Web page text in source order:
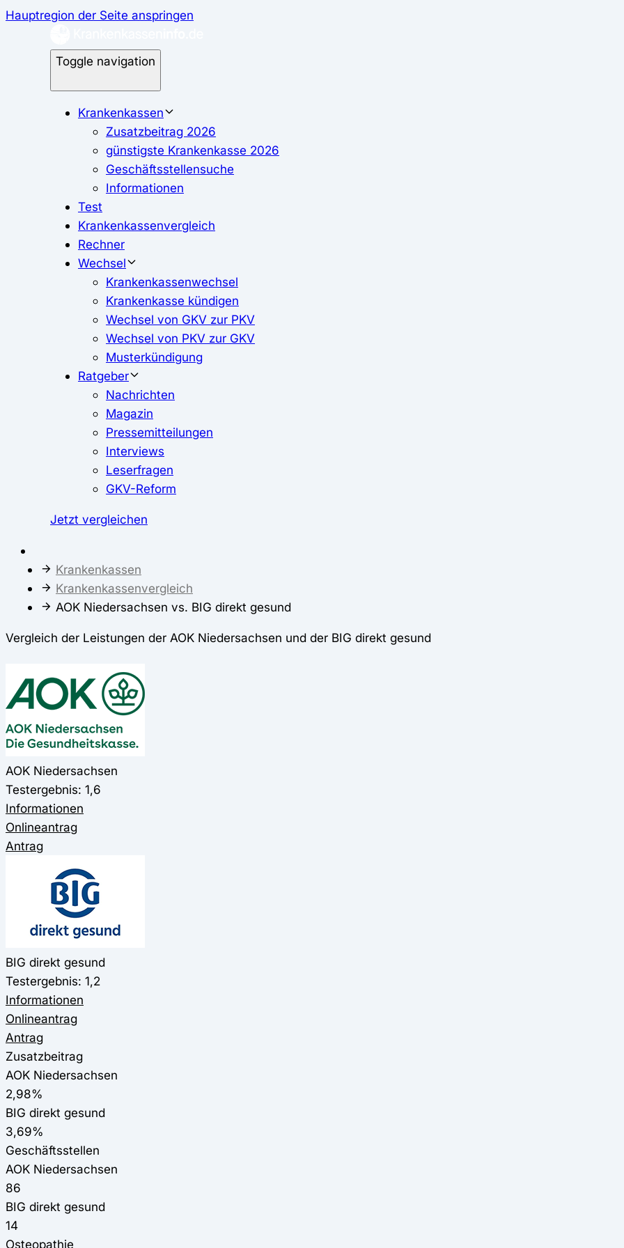
Hauptregion der Seite anspringen
Toggle navigation
Krankenkassen
Zusatzbeitrag 2026
günstigste Krankenkasse 2026
Geschäftsstellensuche
Informationen
Test
Krankenkassenvergleich
Rechner
Wechsel
Krankenkassenwechsel
Krankenkasse kündigen
Wechsel von GKV zur PKV
Wechsel von PKV zur GKV
Musterkündigung
Ratgeber
Nachrichten
Magazin
Pressemitteilungen
Interviews
Leserfragen
GKV-Reform
Jetzt vergleichen
Krankenkassen
Krankenkassenvergleich
AOK Niedersachsen vs. BIG direkt gesund
Vergleich der Leistungen der AOK Niedersachsen und der BIG direkt gesund
AOK Niedersachsen
Testergebnis: 1,6
Informationen
Onlineantrag
Antrag
BIG direkt gesund
Testergebnis: 1,2
Informationen
Onlineantrag
Antrag
Zusatzbeitrag
AOK Niedersachsen
2,98%
BIG direkt gesund
3,69%
Geschäftsstellen
AOK Niedersachsen
86
BIG direkt gesund
14
Osteopathie